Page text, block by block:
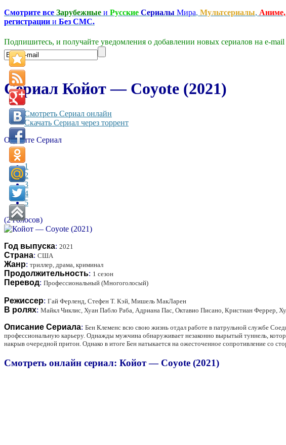
Смотрите все Зарубежные и Русские Сериалы Мира, Мультсериалы, Аниме,
регистрации и Без СМС.
Подпишитесь, и получайте уведомления о добавлении новых сериалов на e-mаil
Сериал Койот — Coyote (2021)
Смотреть Сериал онлайн
Скачать Сериал через торрент
Оцените Сериал
1
2
3
4
5
(2 голосов)
Год выпуска: 2021
Страна: США
Жанр: триллер, драма, криминал
Продолжительность: 1 сезон
Перевод: Профессиональный (Многоголосый)
Режиссер: Гай Ферленд, Стефен Т. Кэй, Мишель МакЛарен
В ролях: Майкл Чиклис, Хуан Пабло Раба, Адриана Пас, Октавио Писано, Кристиан Феррер,
Описание Сериала: Бен Клеменс всю свою жизнь отдал работе в патрульной службе
профессиональную карьеру. Однажды мужчина обнаруживает незаконно вырытый туннель,
накрыв очередной притон. Однако в итоге Бен натыкается на ожесточенное сопротивление со
Смотреть онлайн сериал: Койот — Coyote (2021)